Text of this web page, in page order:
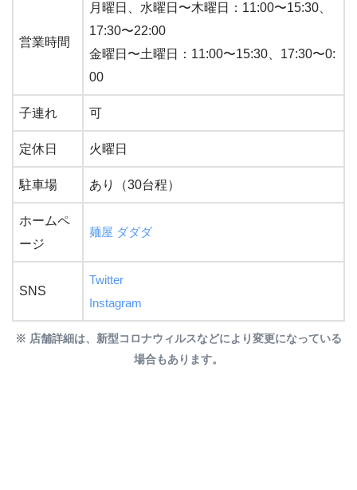
営業時間
月曜日、水曜日〜木曜日：11:00〜15:30、
17:30〜22:00
金曜日〜土曜日：11:00〜15:30、17:30〜0:
00
子連れ 可
定休日 火曜日
駐車場 あり（30台程）
ホームペ
ージ
麺屋 ダダダ
SNS
Twitter
Instagram
※ 店舗詳細は、新型コロナウィルスなどにより変更になっている
場合もあります。